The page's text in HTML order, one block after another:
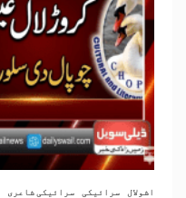
اشولال سرائیکی سرائیکی شاعری